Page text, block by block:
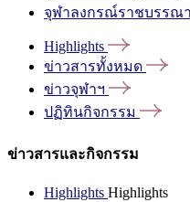
จุฬาลงกรณ์ราชบรรณ
Highlights
ข่าวสารทั้งหมด
ข่าวจุฬาฯ
ปฏิทินกิจกรรม
ข่าวสารและกิจกรรม
Highlights Highlights